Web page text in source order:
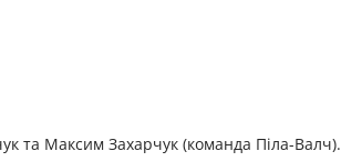
та Максим Захарчук (команда Піла-Валч).